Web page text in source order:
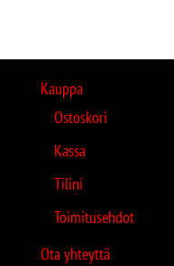
Kauppa
Ostoskori
Kassa
Tilini
Toimitusehdot
Ota yhteyttä